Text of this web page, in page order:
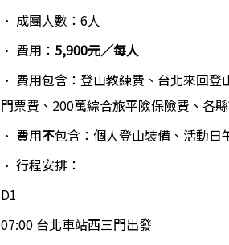
・ 成團人數：6人
・ 費用： 5,900元／每人
・ 費用包含：登山教練費、台北來回
門票費、200萬綜合旅平險保險費、各
・ 費用不包含：個人登山裝備、活動日
・ 行程安排：
D1
07:00 台北車站西三門出發